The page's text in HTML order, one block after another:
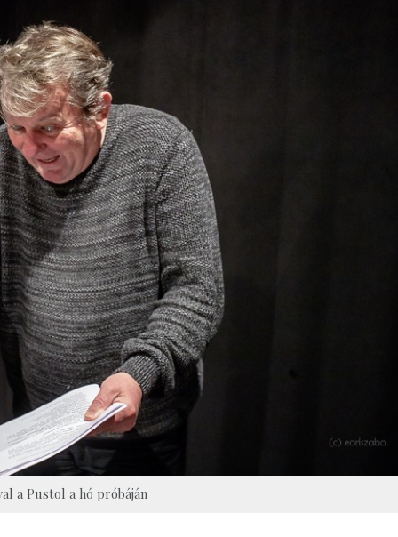
a Pustol a hó próbáján